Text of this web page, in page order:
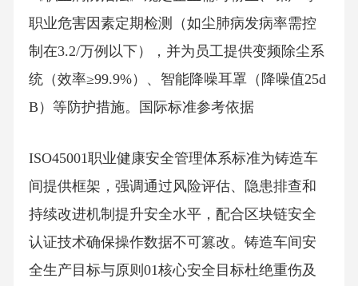
职业危害因素定期检测（如尘肺病发病率需控
制在3.2/万例以下），并为员工提供变频除尘系
统（效率≥99.9%）、智能降噪耳罩（降噪值25d
B）等防护措施。国际标准参考依据
ISO45001职业健康安全管理体系标准为铸造车
间提供框架，强调通过风险评估、隐患排查和
持续改进机制提升安全水平，配合区块链安全
认证技术确保操作数据不可篡改。铸造车间安
全生产目标与原则01核心安全目标杜绝重伤及